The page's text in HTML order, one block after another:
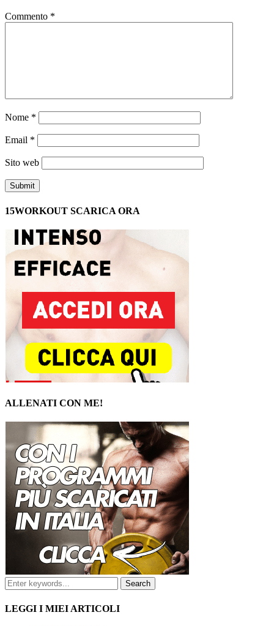
Commento *
Nome *
Email *
Sito web
15WORKOUT SCARICA ORA
ALLENATI CON ME!
LEGGI I MIEI ARTICOLI